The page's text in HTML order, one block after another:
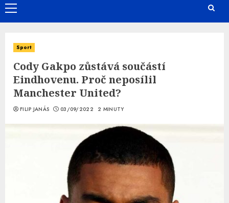
Primary
Menu
Sport
Cody Gakpo zůstává součástí
Eindhovenu. Proč neposílil
Manchester United?
FILIP JANÁS 03/09/2022 2 MINUTY